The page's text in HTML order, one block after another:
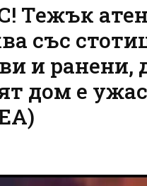
Тежък
със
и ранени,
дом е